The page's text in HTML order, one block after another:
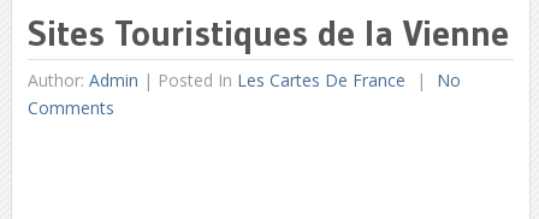
Sites Touristiques de la Vienne
Author: Admin | Posted In Les Cartes De France
No
Comments